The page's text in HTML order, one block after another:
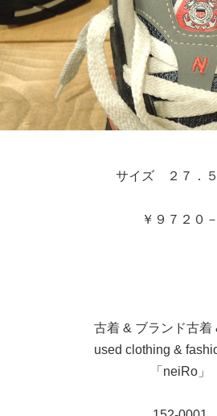
サイズ ２７．
￥９７２０－
古着 & ブランド古着
used clothing &
「neiRo」